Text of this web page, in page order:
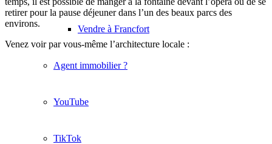
Vendre à Francfort
Agent immobilier ?
YouTube
TikTok
retirer pour la pause déjeuner dans l’un des beaux parcs des
environs.
Venez voir par vous-même l’architecture locale :